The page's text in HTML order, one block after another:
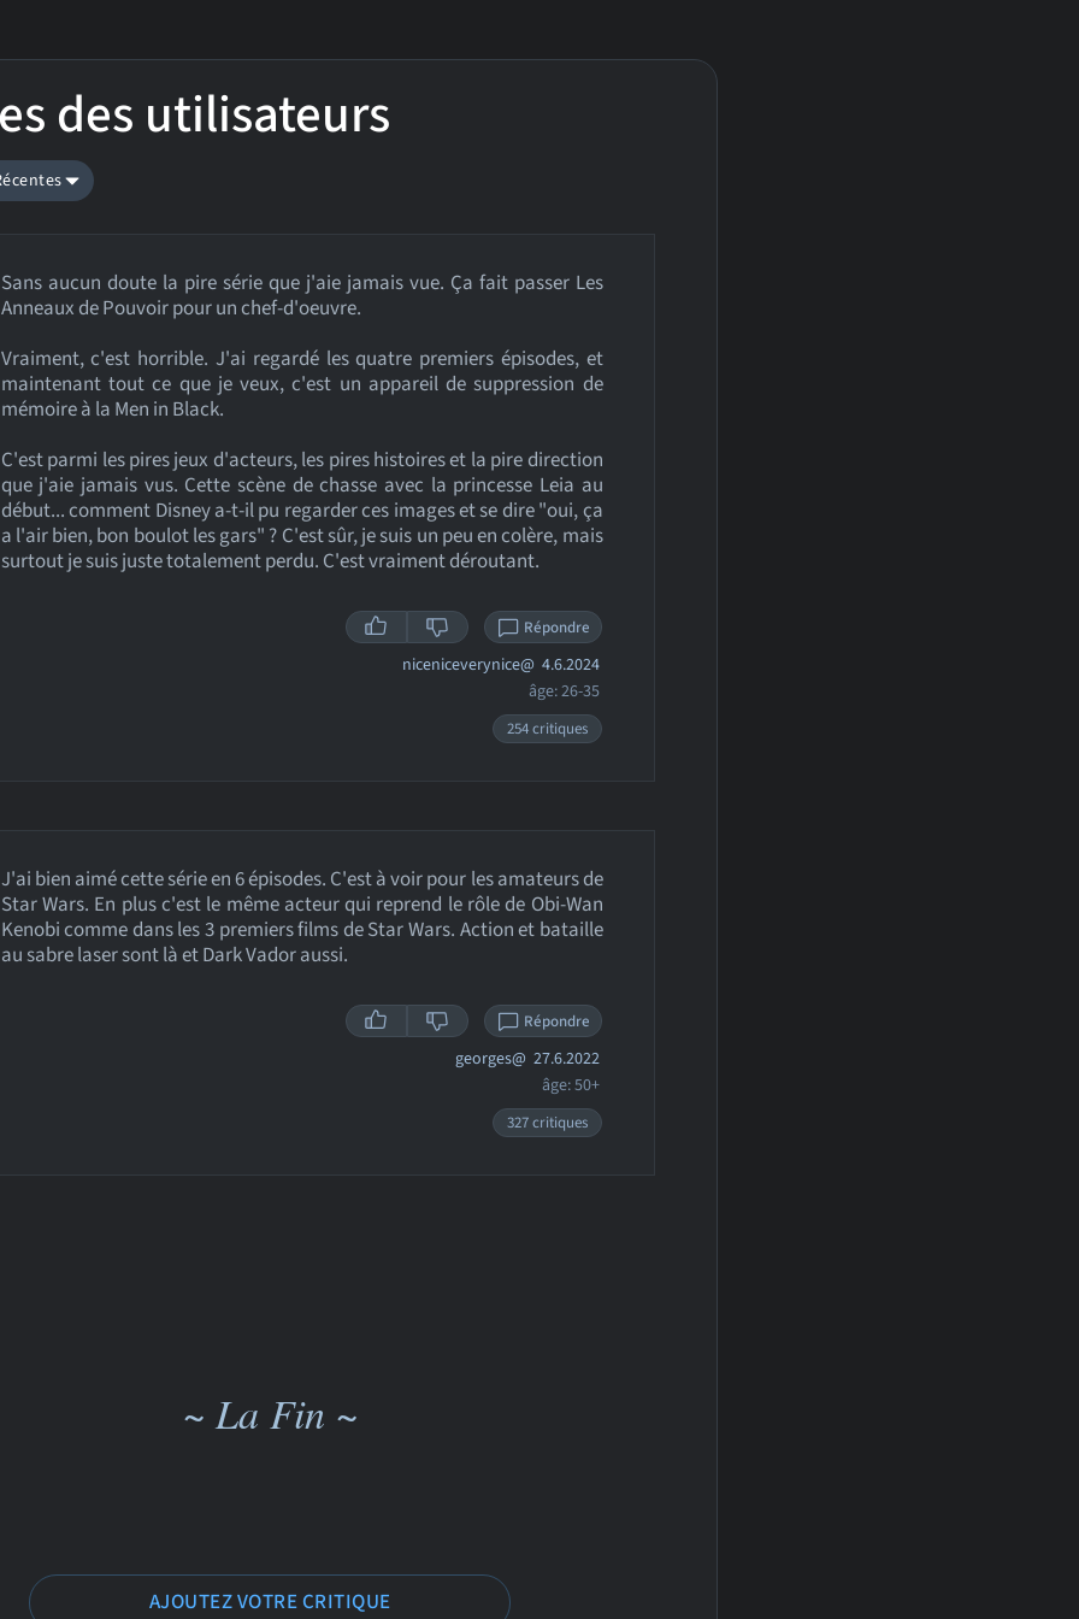
des utilisateurs
Sans aucun doute la pire série que j'aie jamais vue. Ça fait passer Les
Anneaux de Pouvoir pour un chef-d'oeuvre.
Vraiment, c'est horrible. J'ai regardé les quatre premiers épisodes, et
maintenant tout ce que je veux, c'est un appareil de suppression de
mémoire à la Men in Black.
C'est parmi les pires jeux d'acteurs, les pires histoires et la pire direction
que j'aie jamais vus. Cette scène de chasse avec la princesse Leia au
début... comment Disney a-t-il pu regarder ces images et se dire "oui, ça
a l'air bien, bon boulot les gars" ? C'est sûr, je suis un peu en colère, mais
surtout je suis juste totalement perdu. C'est vraiment déroutant.
Répondre
niceniceverynice@ 4.6.2024
âge: 26-35
254 critiques
J'ai bien aimé cette série en 6 épisodes. C'est à voir pour les amateurs de
Star Wars. En plus c'est le même acteur qui reprend le rôle de Obi-Wan
Kenobi comme dans les 3 premiers films de Star Wars. Action et bataille
au sabre laser sont là et Dark Vador aussi.
Répondre
georges@ 27.6.2022
âge: 50+
327 critiques
~ La Fin ~
AJOUTEZ VOTRE CRITIQUE